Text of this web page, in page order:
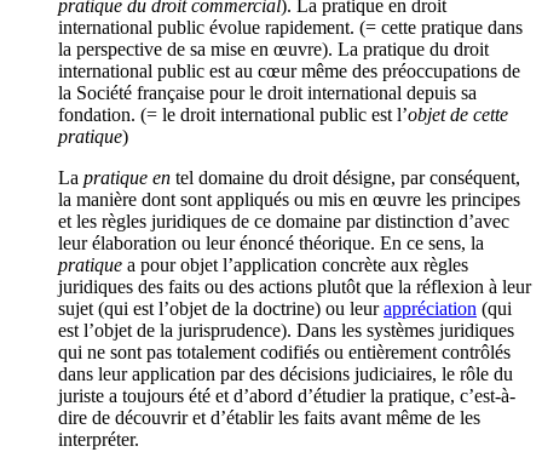
pratique du droit commercial). La pratique en droit
international public évolue rapidement. (= cette pratique dans
la perspective de sa mise en œuvre). La pratique du droit
international public est au cœur même des préoccupations de
la Société française pour le droit international depuis sa
fondation. (= le droit international public est l’objet de cette
pratique)
La pratique en tel domaine du droit désigne, par conséquent,
la manière dont sont appliqués ou mis en œuvre les principes
et les règles juridiques de ce domaine par distinction d’avec
leur élaboration ou leur énoncé théorique. En ce sens, la
pratique a pour objet l’application concrète aux règles
juridiques des faits ou des actions plutôt que la réflexion à leur
sujet (qui est l’objet de la doctrine) ou leurappréciation (qui
est l’objet de la jurisprudence). Dans les systèmes juridiques
qui ne sont pas totalement codifiés ou entièrement contrôlés
dans leur application par des décisions judiciaires, le rôle du
juriste a toujours été et d’abord d’étudier la pratique, c’est-à-
dire de découvrir et d’établir les faits avant même de les
interpréter.